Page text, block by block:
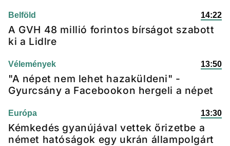
Belföld 14:22
A GVH 48 millió forintos bírságot szabott
ki a Lidlre
Vélemények 13:50
"A népet nem lehet hazaküldeni" -
Gyurcsány a Facebookon hergeli a népet
Európa 13:30
Kémkedés gyanújával vettek őrizetbe a
német hatóságok egy ukrán állampolgárt